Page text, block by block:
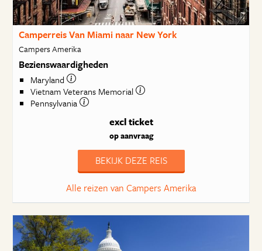
Camperreis Van Miami naar New York
Campers Amerika
Bezienswaardigheden
Maryland
Vietnam Veterans Memorial
Pennsylvania
excl ticket
op aanvraag
BEKIJK DEZE REIS
Alle reizen van Campers Amerika